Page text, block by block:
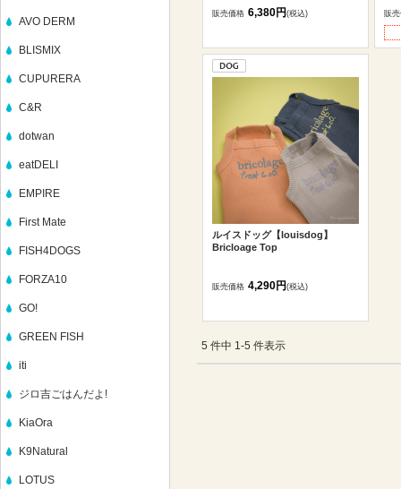
AVO DERM
BLISMIX
CUPURERA
C&R
dotwan
eatDELI
EMPIRE
First Mate
FISH4DOGS
FORZA10
GO!
GREEN FISH
iti
ジロ吉ごはんだよ!
KiaOra
K9Natural
LOTUS
販売価格 6,380円(税込) 販
ルイスドッグ【louisdog】
Bricloage Top
販売価格 4,290円(税込)
5 件中 1-5 件表示